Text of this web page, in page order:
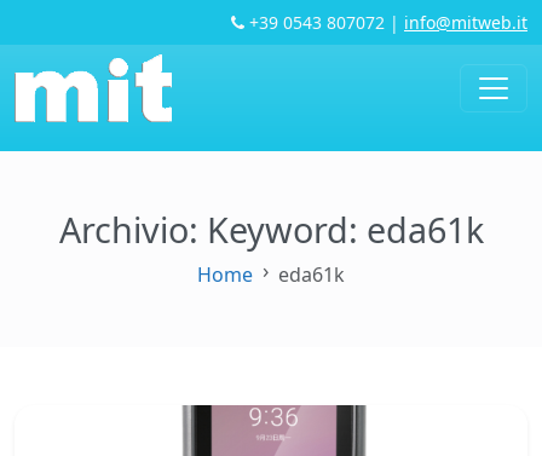
+39 0543 807072 | info@mitweb.it
Archivio: Keyword: eda61k
Home eda61k